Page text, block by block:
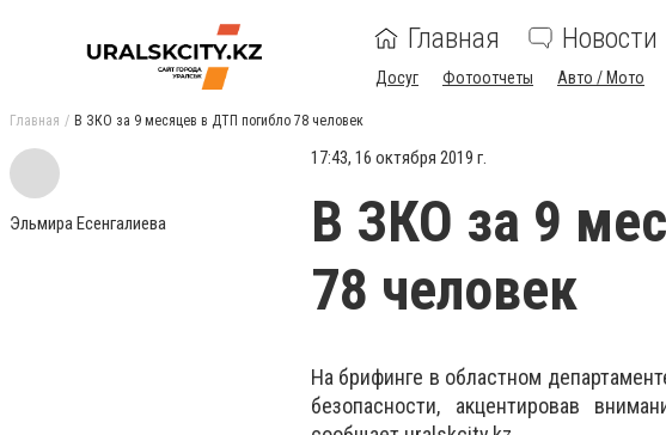
Главная Новости
Досуг Фотоотчеты Авто / Мото
Главная В ЗКО за 9 месяцев в ДТП погибло 78 человек
Эльмира Есенгалиева
17:43, 16 октября 2019 г.
В ЗКО за 9
78 человек
На брифинге в областном
безопасности, акцентировав